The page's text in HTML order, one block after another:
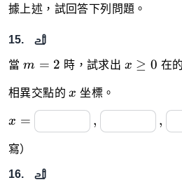
據上述，試回答下列問題。
15.
當 m=2
m = 2 時，試求出 x\geq
x ≥ 0 在
相異交點的x
x 坐標。
x
x = , ,
寫）
16.